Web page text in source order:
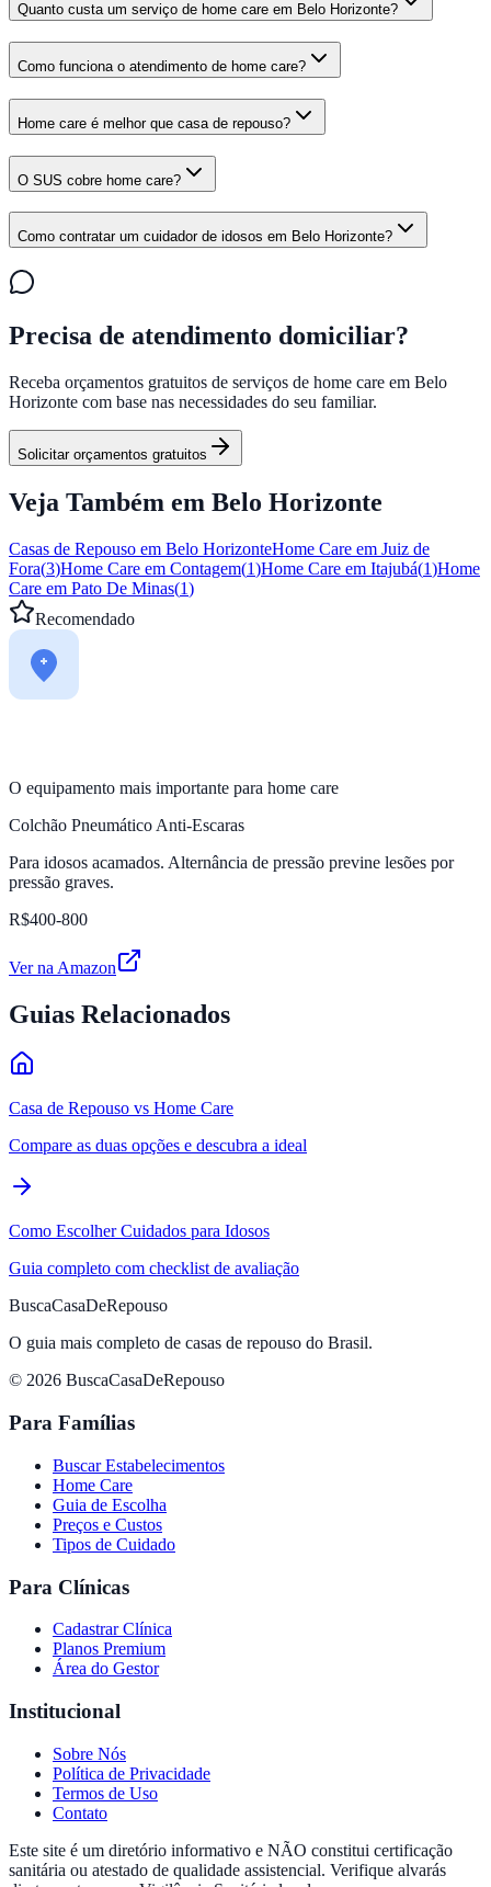
Quanto custa um serviço de home care em Belo Horizonte?
Como funciona o atendimento de home care?
Home care é melhor que casa de repouso?
O SUS cobre home care?
Como contratar um cuidador de idosos em Belo Horizonte?
Precisa de atendimento domiciliar?
Receba orçamentos gratuitos de serviços de home care em Belo
Horizonte com base nas necessidades do seu familiar.
Solicitar orçamentos gratuitos
Veja Também em Belo Horizonte
Casas de Repouso em Belo HorizonteHome Care em Juiz de
Fora(3)Home Care em Contagem(1)Home Care em Itajubá(1)Home
Care em Pato De Minas(1)
Recomendado
O equipamento mais importante para home care
Colchão Pneumático Anti-Escaras
Para idosos acamados. Alternância de pressão previne lesões por
pressão graves.
R$400-800
Ver na Amazon
Guias Relacionados
Casa de Repouso vs Home Care
Compare as duas opções e descubra a ideal
Como Escolher Cuidados para Idosos
Guia completo com checklist de avaliação
BuscaCasaDeRepouso
O guia mais completo de casas de repouso do Brasil.
© 2026 BuscaCasaDeRepouso
Para Famílias
Buscar Estabelecimentos
Home Care
Guia de Escolha
Preços e Custos
Tipos de Cuidado
Para Clínicas
Cadastrar Clínica
Planos Premium
Área do Gestor
Institucional
Sobre Nós
Política de Privacidade
Termos de Uso
Contato
Este site é um diretório informativo e NÃO constitui certificação
sanitária ou atestado de qualidade assistencial. Verifique alvarás